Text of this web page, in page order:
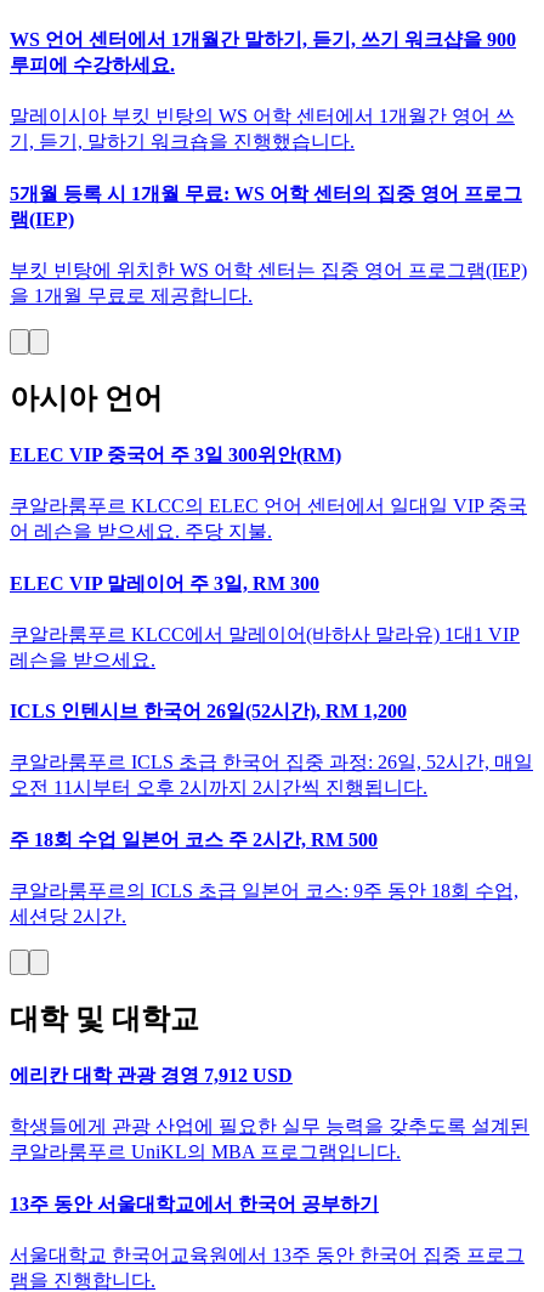
WS 언어 센터에서 1개월간 말하기, 듣기, 쓰기 워크샵을 900
루피에 수강하세요.
말레이시아 부킷 빈탕의 WS 어학 센터에서 1개월간 영어 쓰
기, 듣기, 말하기 워크숍을 진행했습니다.
5개월 등록 시 1개월 무료: WS 어학 센터의 집중 영어 프로그
램(IEP)
부킷 빈탕에 위치한 WS 어학 센터는 집중 영어 프로그램(IEP)
을 1개월 무료로 제공합니다.
아시아 언어
ELEC VIP 중국어 주 3일 300위안(RM)
쿠알라룸푸르 KLCC의 ELEC 언어 센터에서 일대일 VIP 중국
어 레슨을 받으세요. 주당 지불.
ELEC VIP 말레이어 주 3일, RM 300
쿠알라룸푸르 KLCC에서 말레이어(바하사 말라유) 1대1 VIP
레슨을 받으세요.
ICLS 인텐시브 한국어 26일(52시간), RM 1,200
쿠알라룸푸르 ICLS 초급 한국어 집중 과정: 26일, 52시간, 매일
오전 11시부터 오후 2시까지 2시간씩 진행됩니다.
주 18회 수업 일본어 코스 주 2시간, RM 500
쿠알라룸푸르의 ICLS 초급 일본어 코스: 9주 동안 18회 수업,
세션당 2시간.
대학 및 대학교
에리칸 대학 관광 경영 7,912 USD
학생들에게 관광 산업에 필요한 실무 능력을 갖추도록 설계된
쿠알라룸푸르 UniKL의 MBA 프로그램입니다.
13주 동안 서울대학교에서 한국어 공부하기
서울대학교 한국어교육원에서 13주 동안 한국어 집중 프로그
램을 진행합니다.